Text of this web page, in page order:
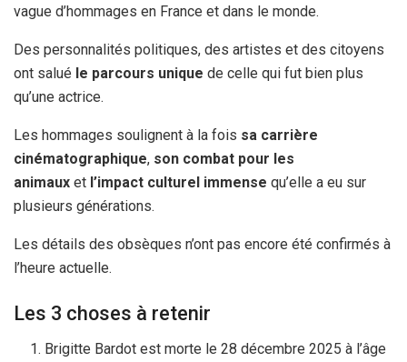
vague d’hommages en France et dans le monde.
Des personnalités politiques, des artistes et des citoyens
ont salué le parcours unique de celle qui fut bien plus
qu’une actrice.
Les hommages soulignent à la fois sa carrière
cinématographique, son combat pour les
animaux et l’impact culturel immense qu’elle a eu sur
plusieurs générations.
Les détails des obsèques n’ont pas encore été confirmés à
l’heure actuelle.
Les 3 choses à retenir
Brigitte Bardot est morte le 28 décembre 2025 à l’âge